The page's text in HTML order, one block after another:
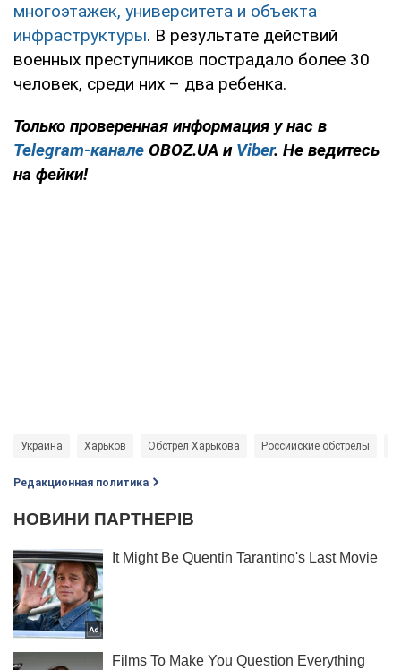
многоэтажек, университета и объекта
инфраструктуры. В результате действий
военных преступников пострадало более 30
человек, среди них – два ребенка.
Только проверенная информация у нас в
Telegram-канале OBOZ.UA и Viber. Не ведитесь
на фейки!
Украина Харьков Обстрел Харькова Российские обстрелы
Редакционная политика